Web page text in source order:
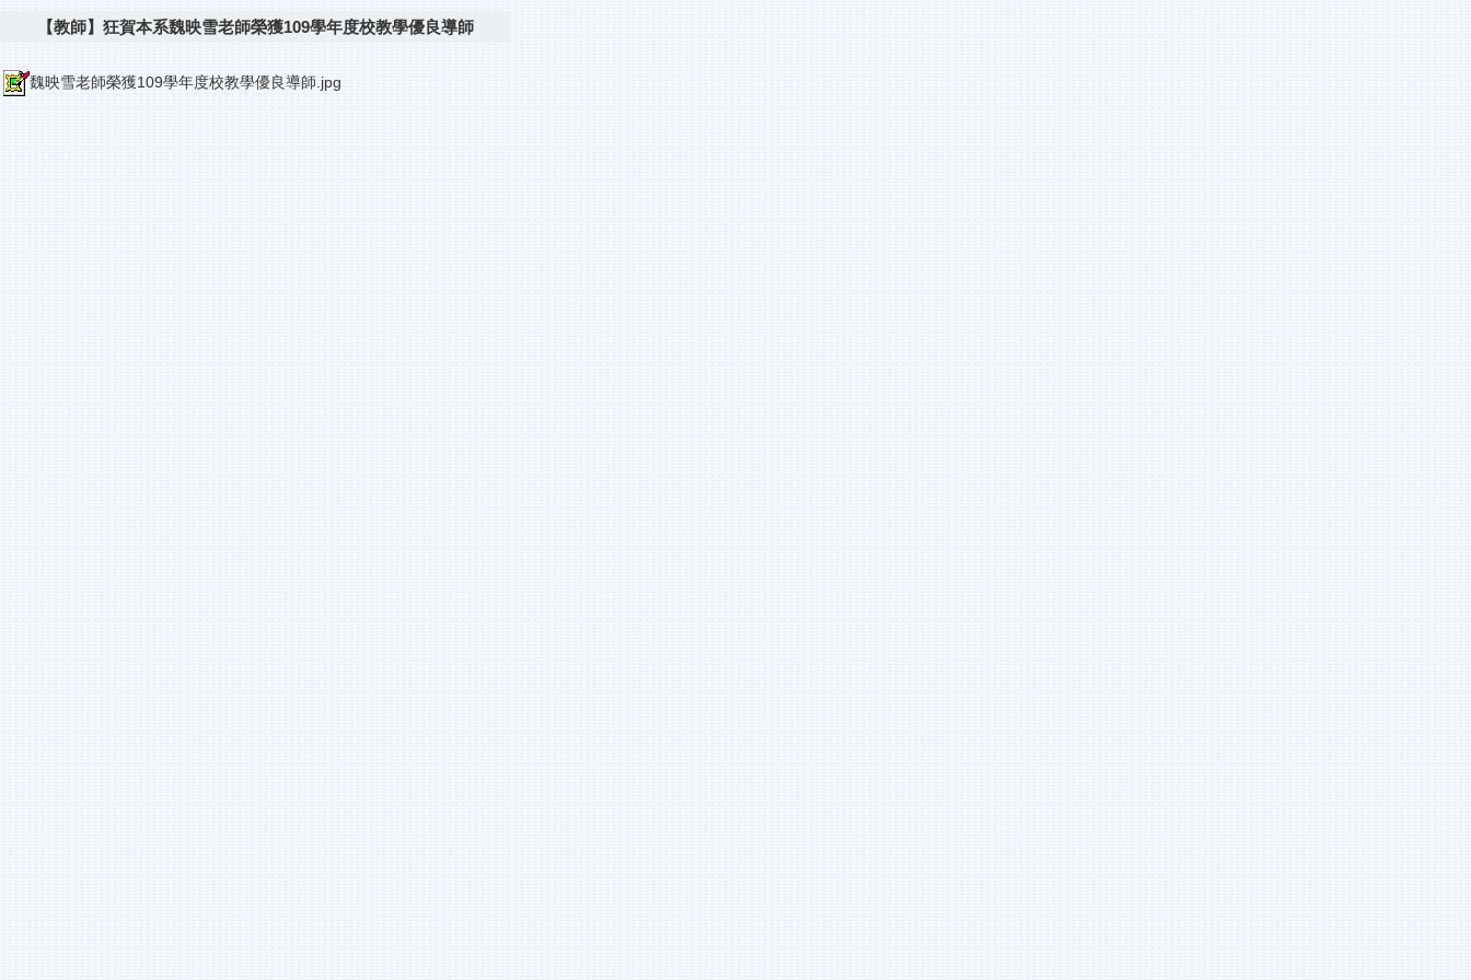
【教師】狂賀本系魏映雪老師榮獲109學年度校教學優良導師
魏映雪老師榮獲109學年度校教學優良導師.jpg